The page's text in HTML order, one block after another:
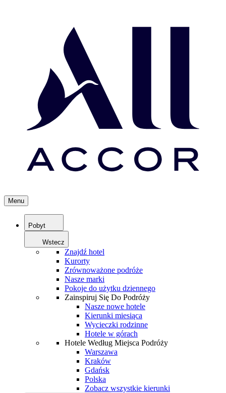
Menu
Pobyt
Wstecz
Znajdź hotel
Kurorty
Zrównoważone podróże
Nasze marki
Pokoje do użytku dziennego
Zainspiruj Się Do Podróży
Nasze nowe hotele
Kierunki miesiąca
Wycieczki rodzinne
Hotele w górach
Hotele Według Miejsca Podróży
Warszawa
Kraków
Gdańsk
Polska
Zobacz wszystkie kierunki